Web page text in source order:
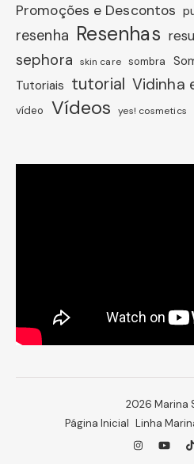
Promoções e Descontos
resenha Resenhas
sephora skin care sombra
Tutoriais tutorial Vidinha
vídeo Vídeos yes! cosmetics
2026 Marina
Página Inicial Linha